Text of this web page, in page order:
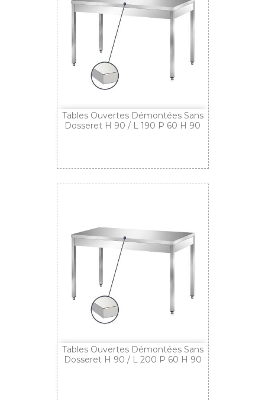
Tables Ouvertes Démontées Sans
Dosseret H 90 / L 190 P 60 H 90
Tables Ouvertes Démontées Sans
Dosseret H 90 / L 200 P 60 H 90